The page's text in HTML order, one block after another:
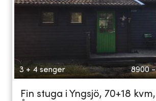
3 + 4 senger 8900
Fin stuga i Yngsjö, 70+18